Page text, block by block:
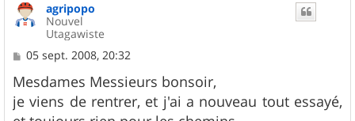
agripopo
Nouvel
Utagawiste
M
s
s
a
g
05 sept. 2008, 20:32
Mesdames Messieurs bonsoir,
je viens de rentrer, et j'ai a nouveau tout essayé,